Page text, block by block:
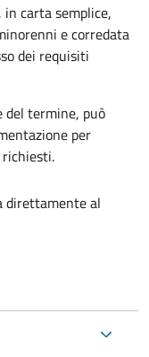
carta semplice,
e corredata
dei requisiti
del termine, può
per
direttamente al